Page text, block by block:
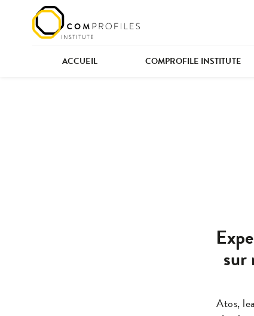
ACCUEIL COMPROFILE INSTITUTE
sur
Atos,
Panneau de gestion des cookies